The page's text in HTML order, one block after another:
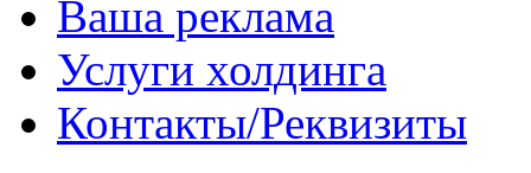
Ваша реклама
Услуги холдинга
Контакты/Реквизиты